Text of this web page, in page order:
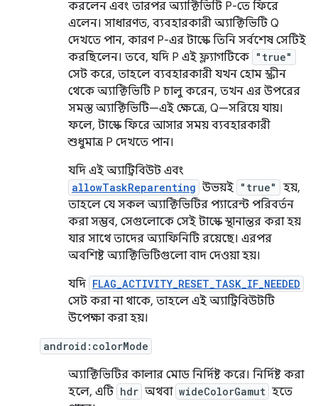
করলেন এবং তারপর অ্যাক্টিভিটি P-তে ফিরে
এলেন। সাধারণত, ব্যবহারকারী অ্যাক্টিভিটি Q
দেখতে পান, কারণ P-এর টাস্কে তিনি সর্বশেষ সেটিই
করছিলেন। তবে, যদি P এই ফ্ল্যাগটিকে "true"
সেট করে, তাহলে ব্যবহারকারী যখন হোম স্ক্রীন
থেকে অ্যাক্টিভিটি P চালু করেন, তখন এর উপরের
সমস্ত অ্যাক্টিভিটি—এই ক্ষেত্রে, Q—সরিয়ে যায়।
ফলে, টাস্কে ফিরে আসার সময় ব্যবহারকারী
শুধুমাত্র P দেখতে পান।
যদি এই অ্যাট্রিবিউট এবং
allowTaskReparenting উভয়ই "true"
হয়,
তাহলে যে সকল অ্যাক্টিভিটির প্যারেন্ট পরিবর্তন
করা সম্ভব, সেগুলোকে সেই টাস্কে স্থানান্তর করা হয়
যার সাথে তাদের অ্যাফিনিটি রয়েছে। এরপর
অবশিষ্ট অ্যাক্টিভিটিগুলো বাদ দেওয়া হয়।
যদি FLAG_ACTIVITY_RESET_TASK_IF_NEEDED
সেট করা না থাকে, তাহলে এই অ্যাট্রিবিউটটি
উপেক্ষা করা হয়।
android:colorMode
অ্যাক্টিভিটির কালার মোড নির্দিষ্ট করে। নির্দিষ্ট করা
হলে, এটি hdr অথবা wideColorGamut হতে